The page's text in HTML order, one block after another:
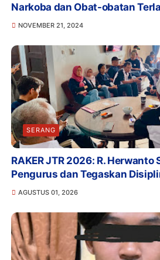
Narkoba dan Obat-obatan
NOVEMBER 21, 2024
SERANG
RAKER JTR 2026: R.
Pengurus dan Tegaskan
AGUSTUS 01, 2026